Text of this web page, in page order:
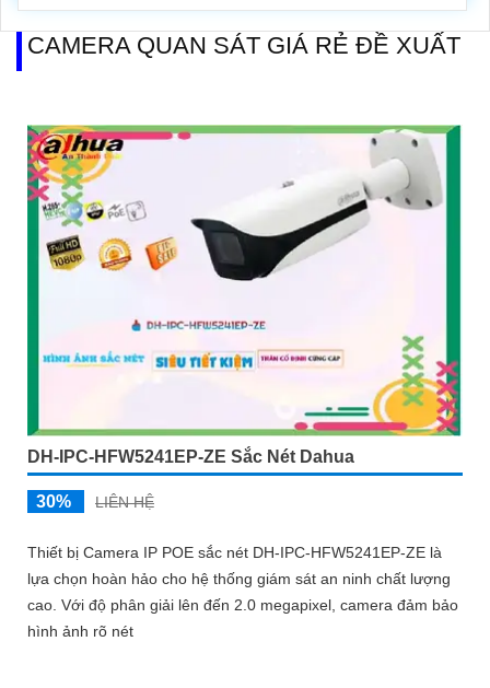
CAMERA QUAN SÁT GIÁ RẺ ĐỀ XUẤT
DH-IPC-HFW5241EP-ZE Sắc Nét Dahua
30% LIÊN HỆ
Thiết bị Camera IP POE sắc nét DH-IPC-HFW5241EP-ZE là
lựa chọn hoàn hảo cho hệ thống giám sát an ninh chất lượng
cao. Với độ phân giải lên đến 2.0 megapixel, camera đảm bảo
hình ảnh rõ nét